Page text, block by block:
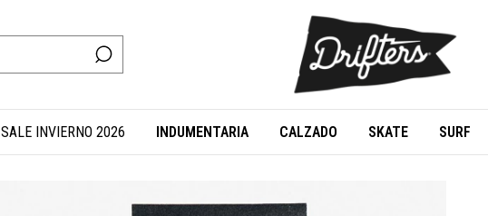
SALE INVIERNO 2026 INDUMENTARIA CALZADO SKATE SURF